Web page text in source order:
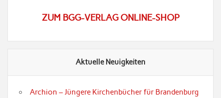
ZUM BGG-VERLAG ONLINE-SHOP
Aktuelle Neuigkeiten
Archion – Jüngere Kirchenbücher für Brandenburg